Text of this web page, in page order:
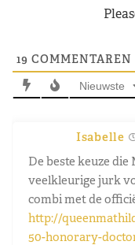
19 COMMENTAREN
Nieuwste
Isabelle
De beste keuze
veelkleurige jurk
combi met de
http://
50-honorary-